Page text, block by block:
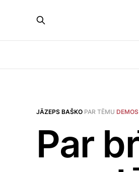
JĀZEPS BAŠKO PAR TĒMU DEMOS
Par